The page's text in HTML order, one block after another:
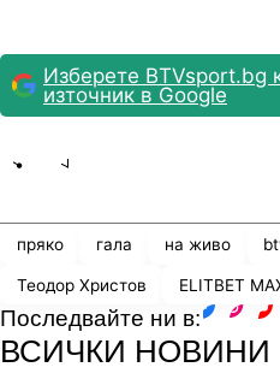
Изберете BTVsport.bg
източник в Google
пряко гала на живо
Теодор Христов ЕLITBET
Последвайте ни в:
ВСИЧКИ НОВИНИ